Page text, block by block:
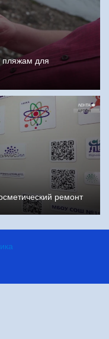
пляжам для
ремонт